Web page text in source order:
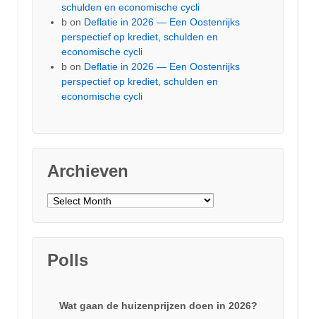
schulden en economische cycli
b on Deflatie in 2026 — Een Oostenrijks
perspectief op krediet, schulden en
economische cycli
b on Deflatie in 2026 — Een Oostenrijks
perspectief op krediet, schulden en
economische cycli
Archieven
Archieven
Polls
Wat gaan de huizenprijzen doen in 2026?